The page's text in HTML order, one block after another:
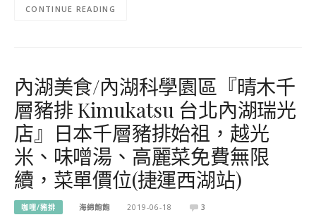
CONTINUE READING
內湖美食/內湖科學園區『晴木千
層豬排 Kimukatsu 台北內湖瑞光
店』日本千層豬排始祖，越光
米、味噌湯、高麗菜免費無限
續，菜單價位(捷運西湖站)
咖哩/豬排 海綿飽飽 2019-06-18 3